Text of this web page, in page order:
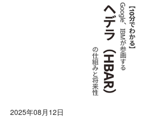
2025年08月12日